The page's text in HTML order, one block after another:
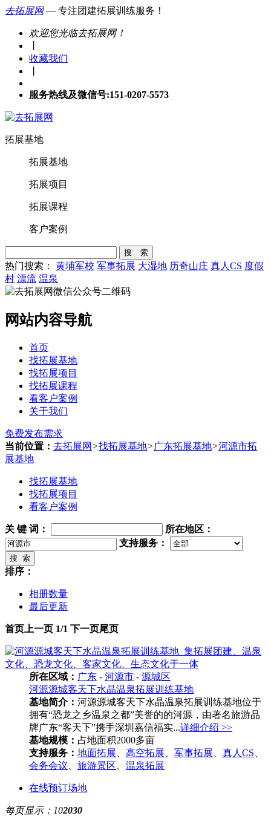
去拓展网— 专注团建拓展训练服务！
欢迎您光临去拓展网！
收藏我们
服务热线及微信号:151-0207-5573
拓展基地
拓展基地
拓展项目
拓展课程
客户案例
搜 索
热门搜索： 黄埔军校 军事拓展 大湿地 历奇山庄 真人CS 度假
村 漂流 温泉
网站内容导航
首页
找拓展基地
找拓展项目
找拓展课程
看客户案例
关于我们
免费发布需求
当前位置： 去拓展网 >找拓展基地>广东拓展基地>河源市拓
展基地
找拓展基地
找拓展项目
看客户案例
关 键 词 ：
所在地区：
支持服务：
搜 索
排序：
相册数量
最后更新
首页 上一页 1/1 下一页尾页
所在区域： 广东 - 河源市 - 源城区
河源源城客天下水晶温泉拓展训练基地
基地简介： 河源源城客天下水晶温泉拓展训练基地位于
拥有“恐龙之乡温泉之都”美誉的的河源，由著名旅游品
牌广东“客天下”携手深圳嘉信福实...详细介绍 >>
基地规模： 占地面积2000多亩
支持服务： 地面拓展 高空拓展 军事拓展 真人CS
会务会议
旅游景区 温泉拓展
在线预订场地
每页显示： 102030